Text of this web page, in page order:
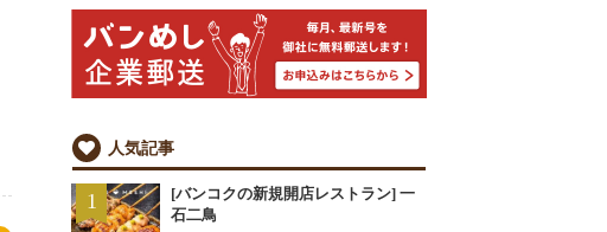
人気記事
1
[バンコクの新規開店レストラン] 一
石二鳥